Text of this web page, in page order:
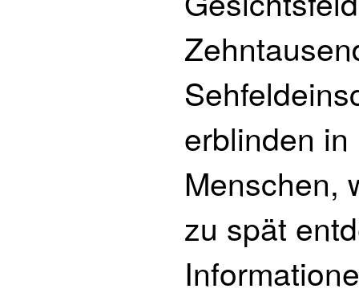
erblinden
Menschen,
zu spät